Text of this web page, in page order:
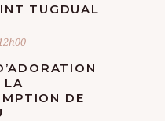
TUGDUAL
LA
DE